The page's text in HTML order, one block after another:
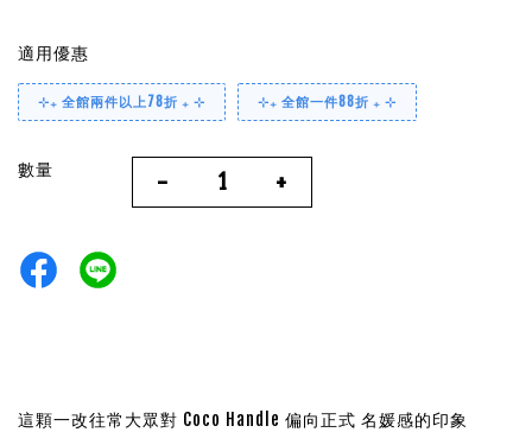
適用優惠
⊹₊ 全館兩件以上78折 ₊ ⊹ ⊹₊ 全館一件88折 ₊ ⊹
數量 - +
這顆一改往常大眾對 Coco Handle 偏向正式 名媛感的印象